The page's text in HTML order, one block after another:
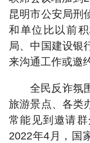
昆明市公安局刑
和单位比以前
局、中国建设银
来沟通工作或邀
全民反诈氛
旅游景点、各类
常能见到邀请
2022年4月，国